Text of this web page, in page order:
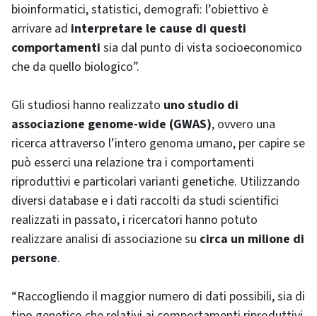
bioinformatici, statistici, demografi: l’obiettivo è
arrivare ad interpretare le cause di questi
comportamenti sia dal punto di vista socioeconomico
che da quello biologico”.
Gli studiosi hanno realizzato uno studio di
associazione genome-wide (GWAS), ovvero una
ricerca attraverso l’intero genoma umano, per capire se
può esserci una relazione tra i comportamenti
riproduttivi e particolari varianti genetiche. Utilizzando
diversi database e i dati raccolti da studi scientifici
realizzati in passato, i ricercatori hanno potuto
realizzare analisi di associazione su circa un milione di
persone.
“Raccogliendo il maggior numero di dati possibili, sia di